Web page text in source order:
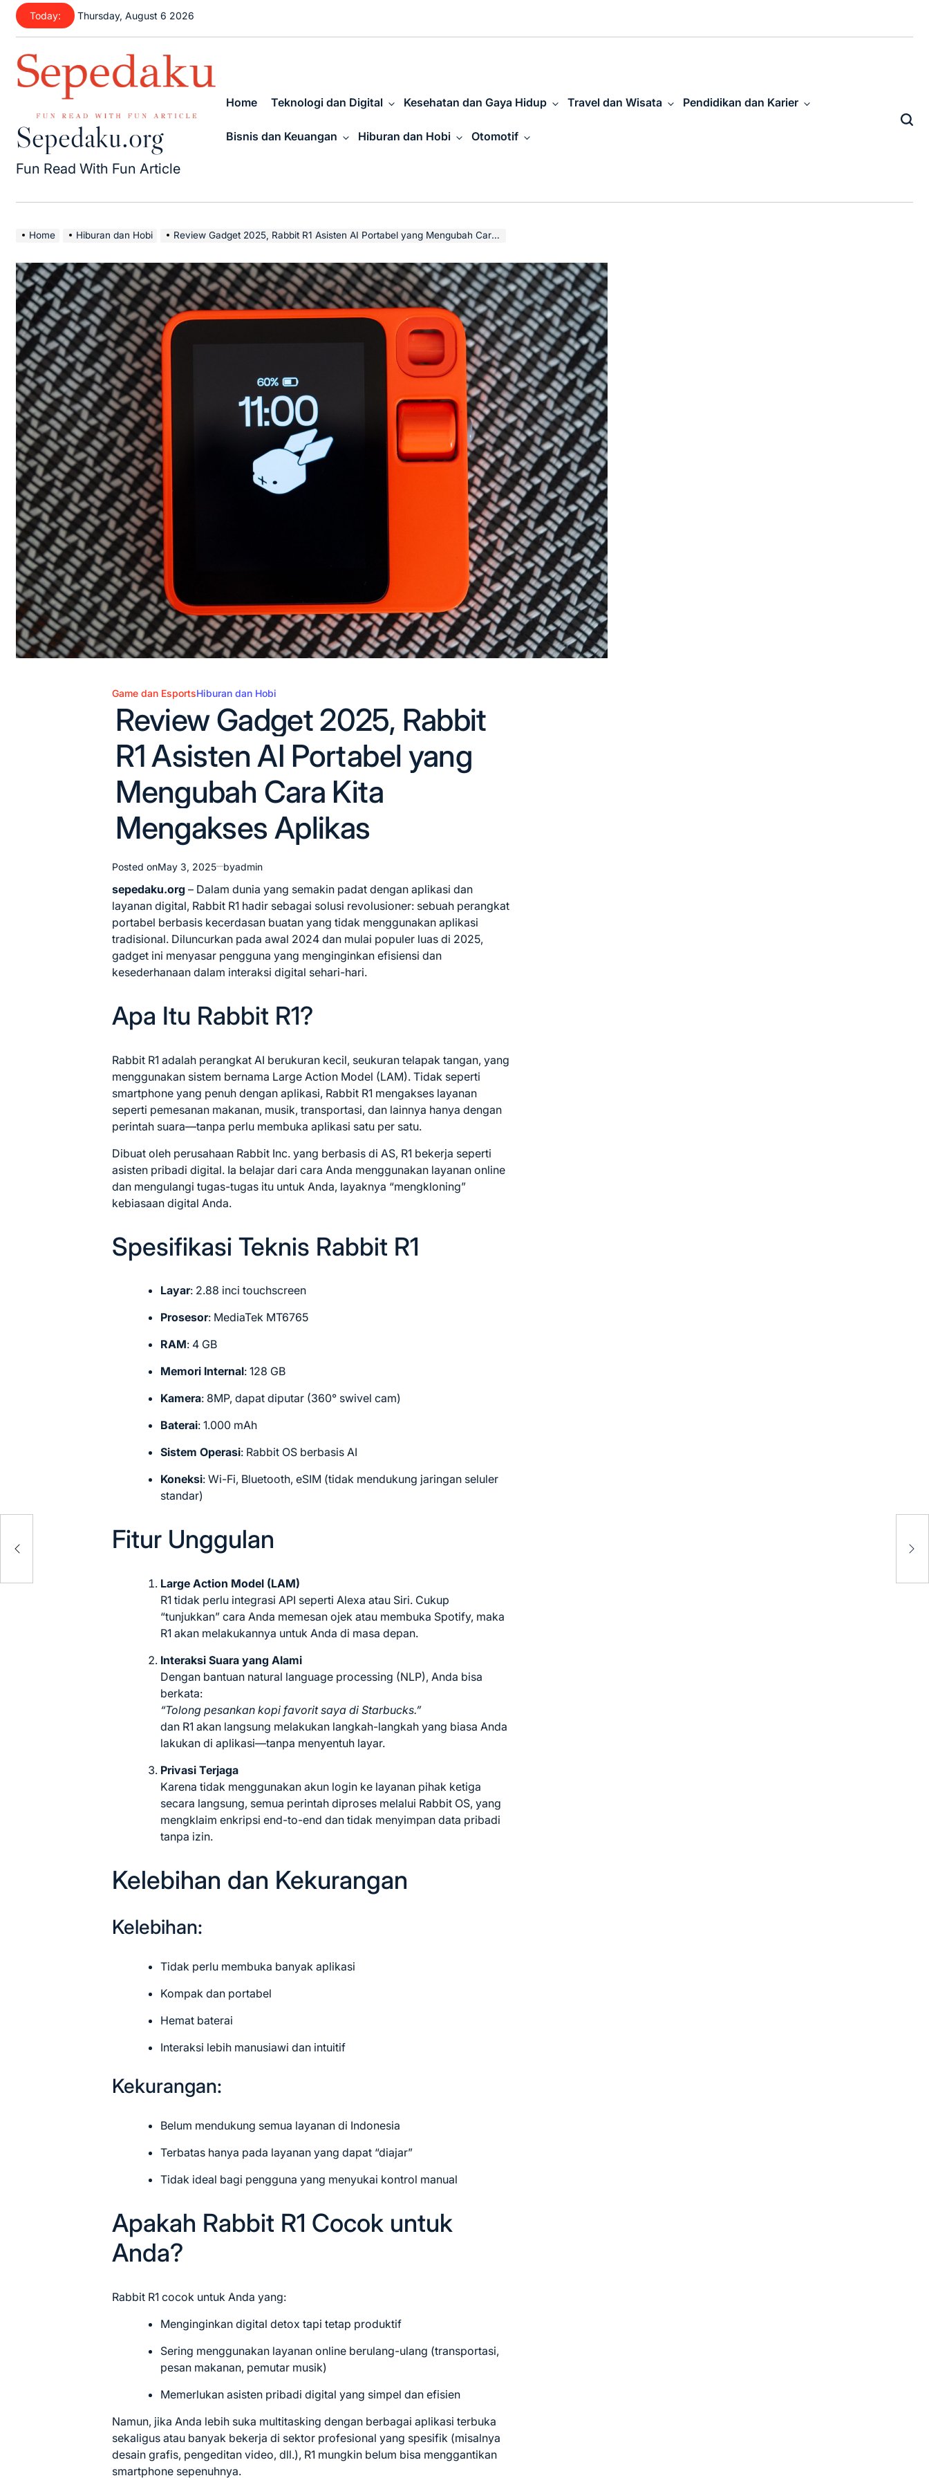
Skip
content
Today: Thursday, August 6 2026
Sepedaku.org
Fun Read With Fun Article
Home Teknologi dan Digital Kesehatan dan Gaya Hidup Travel dan Wisata Pendidikan dan Karier
Bisnis dan Keuangan Hiburan dan Hobi Otomotif
Home Hiburan dan Hobi Review Gadget 2025, Rabbit R1 Asisten AI Portabel yang Mengubah Cara Kita Mengakses Aplikas
Posted
Game dan EsportsHiburan dan Hobi
Review Gadget 2025, Rabbit
R1 Asisten AI Portabel yang
Mengubah Cara Kita
Mengakses Aplikas
Posted onMay 3, 2025 byadmin
sepedaku.org – Dalam dunia yang semakin padat dengan aplikasi dan
layanan digital, Rabbit R1 hadir sebagai solusi revolusioner: sebuah perangkat
portabel berbasis kecerdasan buatan yang tidak menggunakan aplikasi
tradisional. Diluncurkan pada awal 2024 dan mulai populer luas di 2025,
gadget ini menyasar pengguna yang menginginkan efisiensi dan
kesederhanaan dalam interaksi digital sehari-hari.
Apa Itu Rabbit R1?
Rabbit R1 adalah perangkat AI berukuran kecil, seukuran telapak tangan, yang
menggunakan sistem bernama Large Action Model (LAM). Tidak seperti
smartphone yang penuh dengan aplikasi, Rabbit R1 mengakses layanan
seperti pemesanan makanan, musik, transportasi, dan lainnya hanya dengan
perintah suara—tanpa perlu membuka aplikasi satu per satu.
Dibuat oleh perusahaan Rabbit Inc. yang berbasis di AS, R1 bekerja seperti
asisten pribadi digital. Ia belajar dari cara Anda menggunakan layanan online
dan mengulangi tugas-tugas itu untuk Anda, layaknya “mengkloning”
kebiasaan digital Anda.
Spesifikasi Teknis Rabbit R1
Layar: 2.88 inci touchscreen
Prosesor: MediaTek MT6765
RAM: 4 GB
Memori Internal: 128 GB
Kamera: 8MP, dapat diputar (360° swivel cam)
Baterai: 1.000 mAh
Sistem Operasi: Rabbit OS berbasis AI
Koneksi: Wi-Fi, Bluetooth, eSIM (tidak mendukung jaringan seluler
standar)
Fitur Unggulan
Large Action Model (LAM)
R1 tidak perlu integrasi API seperti Alexa atau Siri. Cukup
“tunjukkan” cara Anda memesan ojek atau membuka Spotify, maka
R1 akan melakukannya untuk Anda di masa depan.
Interaksi Suara yang Alami
Dengan bantuan natural language processing (NLP), Anda bisa
berkata:
“Tolong pesankan kopi favorit saya di Starbucks.”
dan R1 akan langsung melakukan langkah-langkah yang biasa Anda
lakukan di aplikasi—tanpa menyentuh layar.
Privasi Terjaga
Karena tidak menggunakan akun login ke layanan pihak ketiga
secara langsung, semua perintah diproses melalui Rabbit OS, yang
mengklaim enkripsi end-to-end dan tidak menyimpan data pribadi
tanpa izin.
Kelebihan dan Kekurangan
Kelebihan:
Tidak perlu membuka banyak aplikasi
Kompak dan portabel
Hemat baterai
Interaksi lebih manusiawi dan intuitif
Kekurangan:
Belum mendukung semua layanan di Indonesia
Terbatas hanya pada layanan yang dapat “diajar”
Tidak ideal bagi pengguna yang menyukai kontrol manual
Apakah Rabbit R1 Cocok untuk
Anda?
Rabbit R1 cocok untuk Anda yang:
Menginginkan digital detox tapi tetap produktif
Sering menggunakan layanan online berulang-ulang (transportasi,
pesan makanan, pemutar musik)
Memerlukan asisten pribadi digital yang simpel dan efisien
Namun, jika Anda lebih suka multitasking dengan berbagai aplikasi terbuka
sekaligus atau banyak bekerja di sektor profesional yang spesifik (misalnya
desain grafis, pengeditan video, dll.), R1 mungkin belum bisa menggantikan
smartphone sepenuhnya.